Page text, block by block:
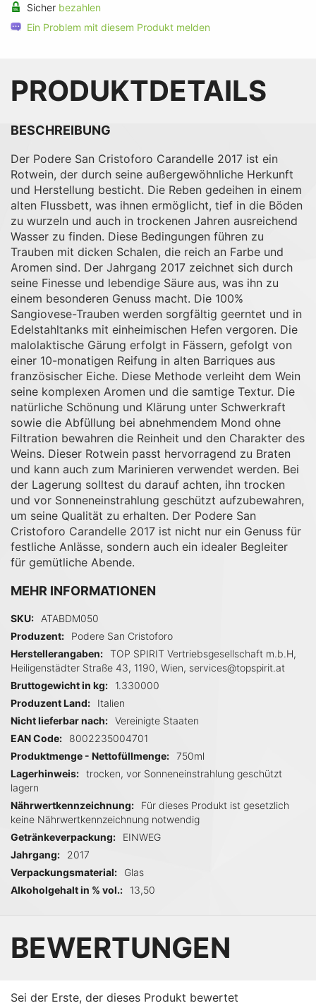
Sicher bezahlen
Ein Problem mit diesem Produkt melden
PRODUKTDETAILS
BESCHREIBUNG
Der Podere San Cristoforo Carandelle 2017 ist ein
Rotwein, der durch seine außergewöhnliche Herkunft
und Herstellung besticht. Die Reben gedeihen in einem
alten Flussbett, was ihnen ermöglicht, tief in die Böden
zu wurzeln und auch in trockenen Jahren ausreichend
Wasser zu finden. Diese Bedingungen führen zu
Trauben mit dicken Schalen, die reich an Farbe und
Aromen sind. Der Jahrgang 2017 zeichnet sich durch
seine Finesse und lebendige Säure aus, was ihn zu
einem besonderen Genuss macht. Die 100%
Sangiovese-Trauben werden sorgfältig geerntet und in
Edelstahltanks mit einheimischen Hefen vergoren. Die
malolaktische Gärung erfolgt in Fässern, gefolgt von
einer 10-monatigen Reifung in alten Barriques aus
französischer Eiche. Diese Methode verleiht dem Wein
seine komplexen Aromen und die samtige Textur. Die
natürliche Schönung und Klärung unter Schwerkraft
sowie die Abfüllung bei abnehmendem Mond ohne
Filtration bewahren die Reinheit und den Charakter des
Weins. Dieser Rotwein passt hervorragend zu Braten
und kann auch zum Marinieren verwendet werden. Bei
der Lagerung solltest du darauf achten, ihn trocken
und vor Sonneneinstrahlung geschützt aufzubewahren,
um seine Qualität zu erhalten. Der Podere San
Cristoforo Carandelle 2017 ist nicht nur ein Genuss für
festliche Anlässe, sondern auch ein idealer Begleiter
für gemütliche Abende.
MEHR INFORMATIONEN
Mehr Informationen
SKU
ATABDM050
Produzent
Podere San Cristoforo
Herstellerangaben
TOP SPIRIT Vertriebsgesellschaft m.b.H,
Heiligenstädter Straße 43, 1190, Wien, services@topspirit.at
Bruttogewicht in kg
1.330000
Produzent Land
Italien
Nicht lieferbar nach
Vereinigte Staaten
EAN Code
8002235004701
Produktmenge - Nettofüllmenge
750ml
Lagerhinweis
trocken, vor Sonneneinstrahlung geschützt
lagern
Nährwertkennzeichnung
Für dieses Produkt ist gesetzlich
keine Nährwertkennzeichnung notwendig
Getränkeverpackung
EINWEG
Jahrgang
2017
Verpackungsmaterial
Glas
Alkoholgehalt in % vol.
13,50
BEWERTUNGEN
Sei der Erste, der dieses Produkt bewertet